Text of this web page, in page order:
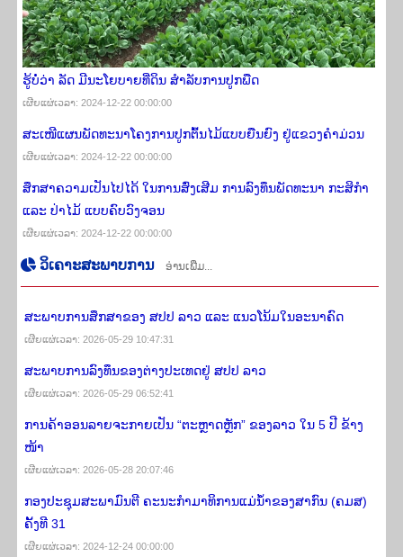
ຮູ້ບໍ່ວ່າ ລັດ ມີນະໂຍບາຍທີ່ດິນ ສຳລັບການປູກພືດ
ເຜີຍ​ແຜ່​ເວ​ລາ: 2024-12-22 00:00:00
ສະເໜີແຜນພັດທະນາໂຄງການປູກຕົ້ນໄມ້ແບບຍືນຍົງ ຢູ່ແຂວງຄໍາມ່ວນ
ເຜີຍ​ແຜ່​ເວ​ລາ: 2024-12-22 00:00:00
ສຶກສາຄວາມເປັນໄປໄດ້ ໃນການສົ່ງເສີມ ການລົງທຶນພັດທະນາ ກະສິກໍາ
ແລະ ປ່າໄມ້ ແບບຄົບວົງຈອນ
ເຜີຍ​ແຜ່​ເວ​ລາ: 2024-12-22 00:00:00
​ວິ​ເຄາະ​ສະ​ພາບ​ການ ອ່ານເພີ່ມ...
ສະພາບການສຶກສາຂອງ ສປປ ລາວ ແລະ ແນວໂນ້ມໃນອະນາຄົດ
ເຜີຍ​ແຜ່​ເວ​ລາ: 2026-05-29 10:47:31
ສະພາບການລົງທຶນຂອງຕ່າງປະເທດຢູ່ ສປປ ລາວ
ເຜີຍ​ແຜ່​ເວ​ລາ: 2026-05-29 06:52:41
ການຄ້າອອນລາຍຈະກາຍເປັນ “ຕະຫຼາດຫຼັກ” ຂອງລາວ ໃນ 5 ປີ ຂ້າງ​
ໜ້າ
ເຜີຍ​ແຜ່​ເວ​ລາ: 2026-05-28 20:07:46
ກອງປະຊຸມສະພາມົນຕີ ຄະນະກຳມາທິການແມ່ນໍ້າຂອງສາກົນ (ຄມສ)
ຄັ້ງທີ 31
ເຜີຍ​ແຜ່​ເວ​ລາ: 2024-12-24 00:00:00